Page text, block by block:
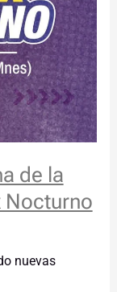
de la
Nocturno
nuevas